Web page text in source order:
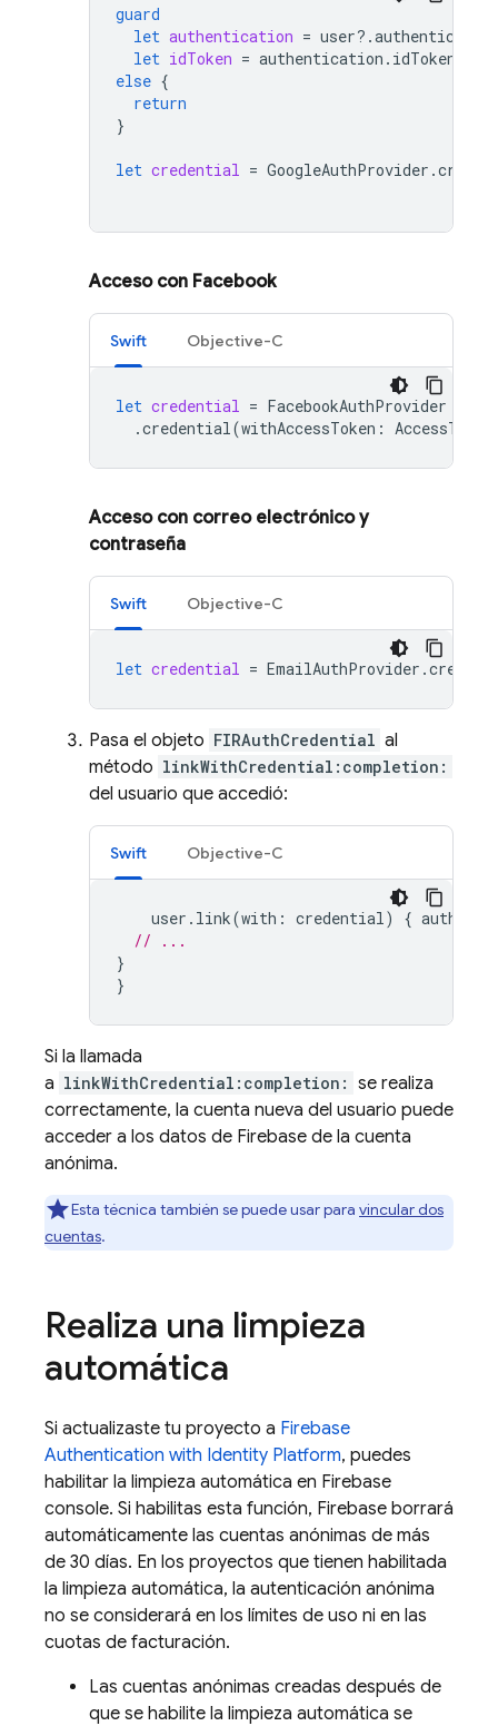
guard
let authentication = user?.authentication
let idToken = authentication . idToken
else {
return
}
let credential = GoogleAuthProvider .
Acceso con Facebook
Swift Objective-C
let credential = FacebookAuthProvider
.credential(withAccessToken : AccessToken
Acceso con correo electrónico y
contraseña
Swift Objective-C
let credential = EmailAuthProvider .
Pasa el objeto FIRAuthCredential al
método linkWithCredential:completion:
del usuario que accedió:
Swift Objective-C
user . link(with : credential) {
// ...
}
}
Si la llamada
a linkWithCredential:completion: se realiza
correctamente, la cuenta nueva del usuario puede
acceder a los datos de Firebase de la cuenta
anónima.
Esta técnica también se puede usar para vincular dos
cuentas.
Realiza una limpieza
automática
Si actualizaste tu proyecto a Firebase
Authentication with Identity Platform, puedes
habilitar la limpieza automática en Firebase
console. Si habilitas esta función, Firebase borrará
automáticamente las cuentas anónimas de más
de 30 días. En los proyectos que tienen habilitada
la limpieza automática, la autenticación anónima
no se considerará en los límites de uso ni en las
cuotas de facturación.
Las cuentas anónimas creadas después de
que se habilite la limpieza automática se